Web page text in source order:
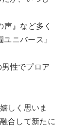
』など多く
ニバース』
性でプロア
しく思いま
合して新たに